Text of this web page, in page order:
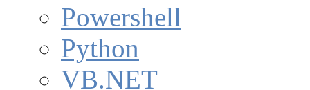
Powershell
Python
VB.NET